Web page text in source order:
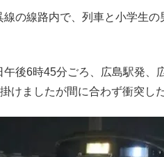
の線路内で、列車と小学生
後6時45分ごろ、広島駅発、
けましたが間に合わず衝突し